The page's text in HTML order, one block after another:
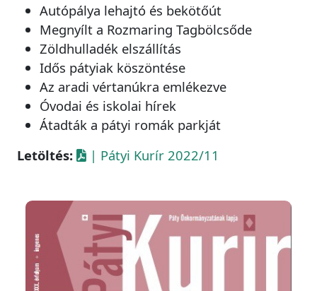
Autópálya lehajtó és bekötőút
Megnyílt a Rozmaring Tagbölcsőde
Zöldhulladék elszállítás
Idős pátyiak köszöntése
Az aradi vértanúkra emlékezve
Óvodai és iskolai hírek
Átadták a pátyi romák parkját
Letöltés:
| Pátyi Kurír 2022/11